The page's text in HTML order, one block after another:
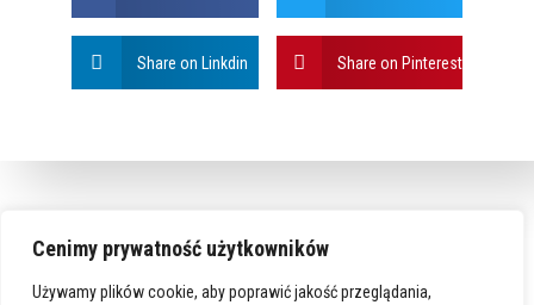
Cenimy prywatność użytkowników
Używamy plików cookie, aby poprawić jakość przeglądania,
Share on Linkdin Share on Pinterest